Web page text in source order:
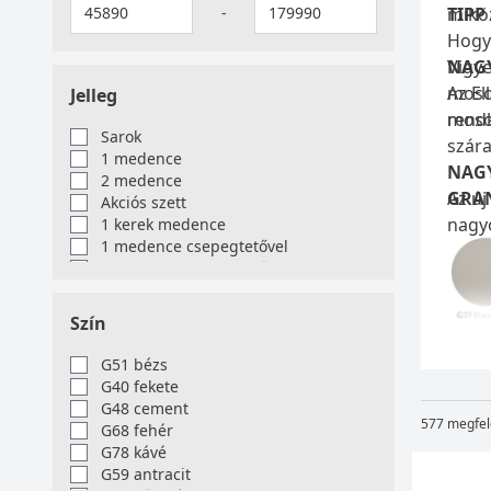
-
Jelleg
Sarok
1 medence
2 medence
Akciós szett
1 kerek medence
1 medence csepegtetővel
2 medence csepegtetővel
1 medence gyümölcsmosóval,
csepegtetővel
Szín
G51 bézs
G40 fekete
G48 cement
G68 fehér
G78 kávé
G59 antracit
Az
Az
Az
Az
577